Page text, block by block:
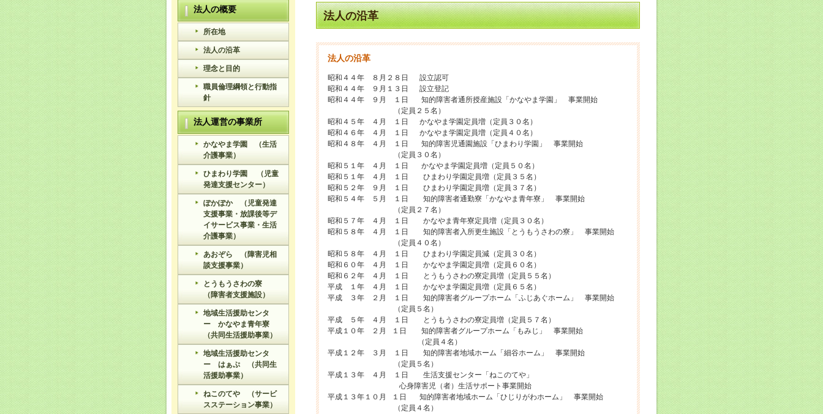
法人の沿革
法人の沿革
昭和４４年 ８月２８日 設立認可
昭和４４年 ９月１３日 設立登記
昭和４４年 ９月 １日 知的障害者通所授産施設「かなやま学園」 事業開始
（定員２５名）
昭和４５年 ４月 １日 かなやま学園定員増（定員３０名）
昭和４６年 ４月 １日 かなやま学園定員増（定員４０名）
昭和４８年 ４月 １日 知的障害児通園施設「ひまわり学園」 事業開始
（定員３０名）
昭和５１年 ４月 １日 かなやま学園定員増（定員５０名）
昭和５１年 ４月 １日 ひまわり学園定員増（定員３５名）
昭和５２年 ９月 １日 ひまわり学園定員増（定員３７名）
昭和５４年 ５月 １日 知的障害者通勤寮「かなやま青年寮」 事業開始
（定員２７名）
昭和５７年 ４月 １日 かなやま青年寮定員増（定員３０名）
昭和５８年 ４月 １日 知的障害者入所更生施設「とうもうさわの寮」 事業開始
（定員４０名）
昭和５８年 ４月 １日 ひまわり学園定員減（定員３０名）
昭和６０年 ４月 １日 かなやま学園定員増（定員６０名）
昭和６２年 ４月 １日 とうもうさわの寮定員増（定員５５名）
平成 １年 ４月 １日 かなやま学園定員増（定員６５名）
平成 ３年 ２月 １日 知的障害者グループホーム「ふじあぐホーム」 事業開始
（定員５名）
平成 ５年 ４月 １日 とうもうさわの寮定員増（定員５７名）
平成１０年 ２月 １日 知的障害者グループホーム「もみじ」 事業開始
（定員４名）
平成１２年 ３月 １日 知的障害者地域ホーム「細谷ホーム」 事業開始
（定員５名）
平成１３年 ４月 １日 生活支援センター「ねこのてや」
心身障害児（者）生活サポート事業開始
平成１３年１０月 １日 知的障害者地域ホーム「ひじりがわホーム」 事業開始
（定員４名）
法人の概要
所在地
法人の沿革
理念と目的
職員倫理綱領と行動指
針
法人運営の事業所
かなやま学園 （生活
介護事業）
ひまわり学園 （児童
発達支援センター）
ぽかぽか （児童発達
支援事業・放課後等デ
イサービス事業・生活
介護事業）
あおぞら （障害児相
談支援事業）
とうもうさわの寮
（障害者支援施設）
地域生活援助センタ
ー かなやま青年寮
（共同生活援助事業）
地域生活援助センタ
ー はぁぷ （共同生
活援助事業）
ねこのてや （サービ
スステーション事業）